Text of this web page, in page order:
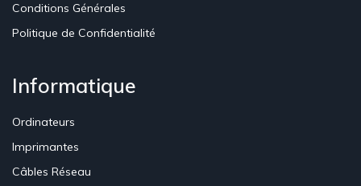
Conditions Générales
Politique de Confidentialité
Informatique
Ordinateurs
Imprimantes
Câbles Réseau